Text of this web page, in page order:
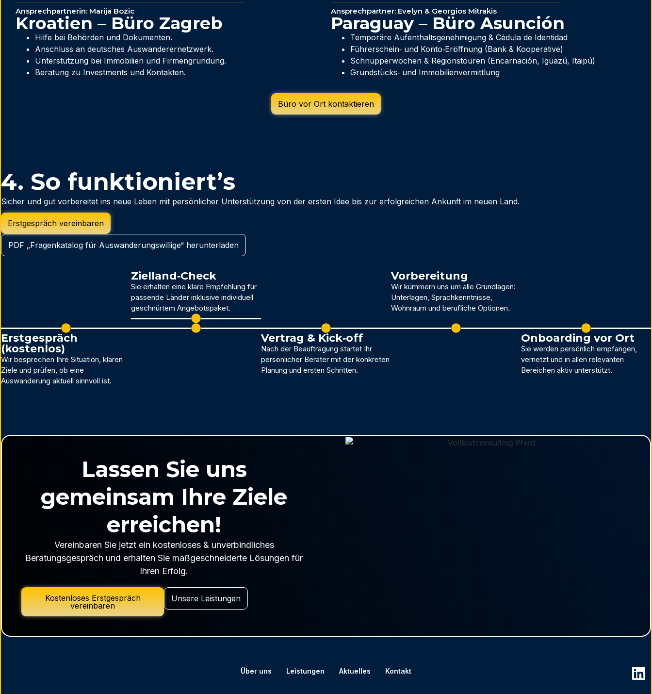
Ansprechpartnerin: Marija Bozic
Kroatien – Büro Zagreb
Hilfe bei Behörden und Dokumenten.
Anschluss an deutsches Auswanderernetzwerk.
Unterstützung bei Immobilien und Firmengründung.
Beratung zu Investments und Kontakten.
Ansprechpartner: Evelyn & Georgios Mitrakis
Paraguay – Büro Asunción
Temporäre Aufenthaltsgenehmigung & Cédula de Identidad
Führerschein‑ und Konto‑Eröffnung (Bank & Kooperative)
Schnupperwochen & Regionstouren (Encarnación, Iguazú, Itaipú)
Grundstücks‑ und Immobilienvermittlung
Büro vor Ort kontaktieren
4. So funktioniert’s
Sicher und gut vorbereitet ins neue Leben mit persönlicher Unterstützung von der ersten Idee bis zur erfolgreichen Ankunft im neuen Land.
Erstgespräch vereinbaren
PDF „Fragenkatalog für Auswanderungswillige“ herunterladen
Zielland‑Check
Sie erhalten eine klare Empfehlung für
passende Länder inklusive individuell
geschnürtem Angebotspaket.
Vorbereitung
Wir kümmern uns um alle Grundlagen:
Unterlagen, Sprachkenntnisse,
Wohnraum und berufliche Optionen.
Erstgespräch
(kostenlos)
Wir besprechen Ihre Situation, klären
Ziele und prüfen, ob eine
Auswanderung aktuell sinnvoll ist.
Vertrag & Kick‑off
Nach der Beauftragung startet Ihr
persönlicher Berater mit der konkreten
Planung und ersten Schritten.
Onboarding vor Ort
Sie werden persönlich empfangen,
vernetzt und in allen relevanten
Bereichen aktiv unterstützt.
Lassen Sie uns
gemeinsam Ihre Ziele
erreichen!
Vereinbaren Sie jetzt ein kostenloses & unverbindliches
Beratungsgespräch und erhalten Sie maßgeschneiderte Lösungen für
Ihren Erfolg.
Kostenloses Erstgespräch
vereinbaren
Unsere Leistungen
Über uns Leistungen Aktuelles Kontakt